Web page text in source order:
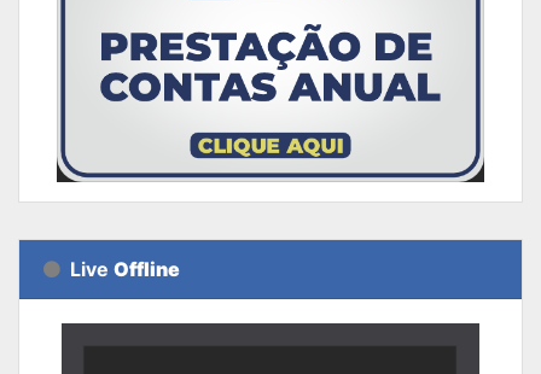
Live Offline